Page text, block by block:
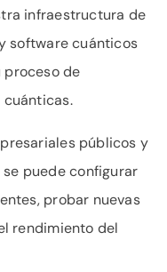
infraestructura de
software cuánticos
proceso de
públicos y
se puede configurar
probar nuevas
rendimiento del